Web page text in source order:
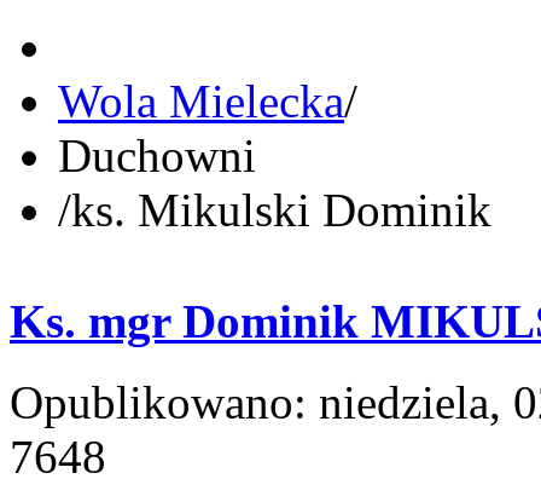
Wola Mielecka/
Duchowni
/ks. Mikulski Dominik
Ks. mgr Dominik
Opublikowano: niedziela,
7648